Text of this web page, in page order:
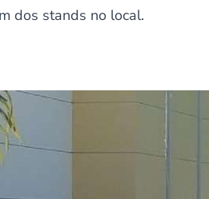
dos stands no local.